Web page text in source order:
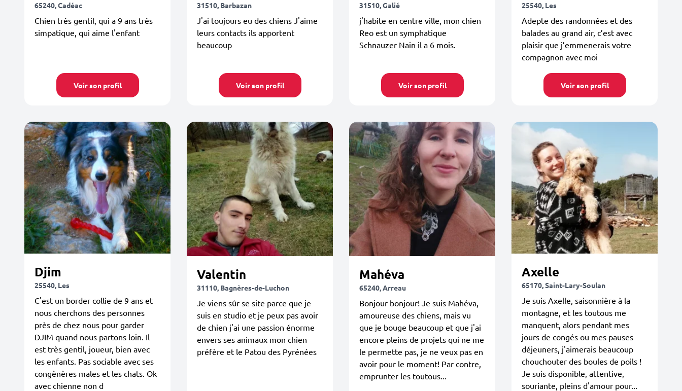
65240, Cadéac
Chien très gentil, qui a 9 ans très
simpatique, qui aime l'enfant
Voir son profil
31510, Barbazan
J'ai toujours eu des chiens J'aime
leurs contacts ils apportent
beaucoup
Voir son profil
31510, Galié
j'habite en centre ville, mon chien
Reo est un symphatique
Schnauzer Nain il a 6 mois.
Voir son profil
25540, Les
Adepte des randonnées et des
balades au grand air, c’est avec
plaisir que j’emmenerais votre
compagnon avec moi
Voir son profil
Djim
25540, Les
C'est un border collie de 9 ans et
nous cherchons des personnes
près de chez nous pour garder
DJIM quand nous partons loin. Il
est très gentil, joueur, bien avec
les enfants. Pas sociable avec ses
congènères males et les chats. Ok
avec chienne non d
Valentin
31110, Bagnères-de-Luchon
Je viens sûr se site parce que je
suis en studio et je peux pas avoir
de chien j'ai une passion énorme
envers ses animaux mon chien
préfère et le Patou des Pyrénées
Mahéva
65240, Arreau
Bonjour bonjour! Je suis Mahéva,
amoureuse des chiens, mais vu
que je bouge beaucoup et que j'ai
encore pleins de projets qui ne me
le permette pas, je ne veux pas en
avoir pour le moment! Par contre,
emprunter les toutous...
Axelle
65170, Saint-Lary-Soulan
Je suis Axelle, saisonnière à la
montagne, et les toutous me
manquent, alors pendant mes
jours de congés ou mes pauses
déjeuners, j'aimerais beaucoup
chouchouter des boules de poils !
Je suis disponible, attentive,
souriante, pleins d'amour pour...